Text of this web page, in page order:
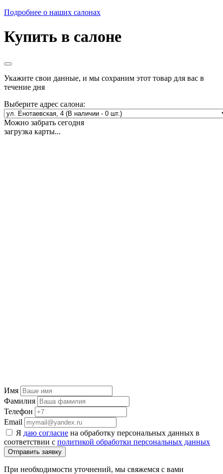
Подробнее о наших салонах
Купить в салоне
Укажите свои данные, и мы сохраним этот товар для вас в
течение дня
Выберите адрес салона:
Можно забрать сегодня
загрузка карты...
Имя
Фамилия
Телефон
Email
Я даю согласие на обработку персональных данных в
соответствии с политикой обработки персональных данных
Отправить заявку
При необходимости уточнений, мы свяжемся с вами